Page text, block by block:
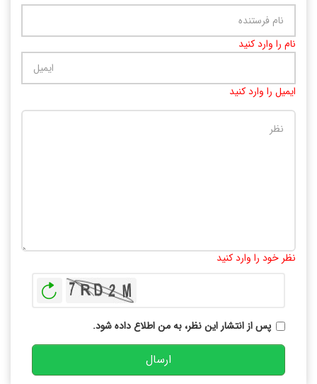
نام را وارد کنید
ایمیل را وارد کنید
نظر خود را وارد کنید
پس از انتشار این نظر، به من اطلاع داده شود.
ارسال